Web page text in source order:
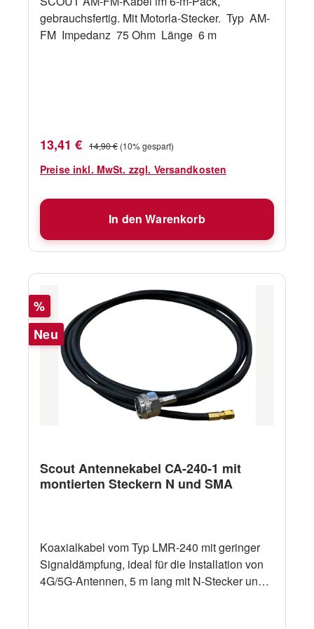
gebrauchsfertig. Mit Motorla-Stecker. Typ AM-
FM Impedanz 75 Ohm Länge 6 m
Verkaufspreis:
13,41 € Regulärer Preis:
14,90 € (10% gespart)
Preise inkl. MwSt. zzgl. Versandkosten
In den Warenkorb
Rabatt
%
Neu
Scout Antennekabel CA-240-1 mit
montierten Steckern N und SMA
Koaxialkabel vom Typ LMR-240 mit geringer
Signaldämpfung, ideal für die Installation von
4G/5G-Antennen, 5 m lang mit N-Stecker und